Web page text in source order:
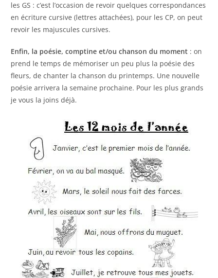
les GS : c’est l’occasion de revoir quelques correspondances
en écriture cursive (lettres attachées), pour les CP, on peut
revoir les majuscules cursives.
Enfin, la poésie, comptine et/ou chanson du moment : on
prend le temps de mémoriser un peu plus la poésie des
fleurs, de chanter la chanson du printemps. Une nouvelle
poésie arrivera la semaine prochaine. Pour les plus grands
je vous la joins déjà.